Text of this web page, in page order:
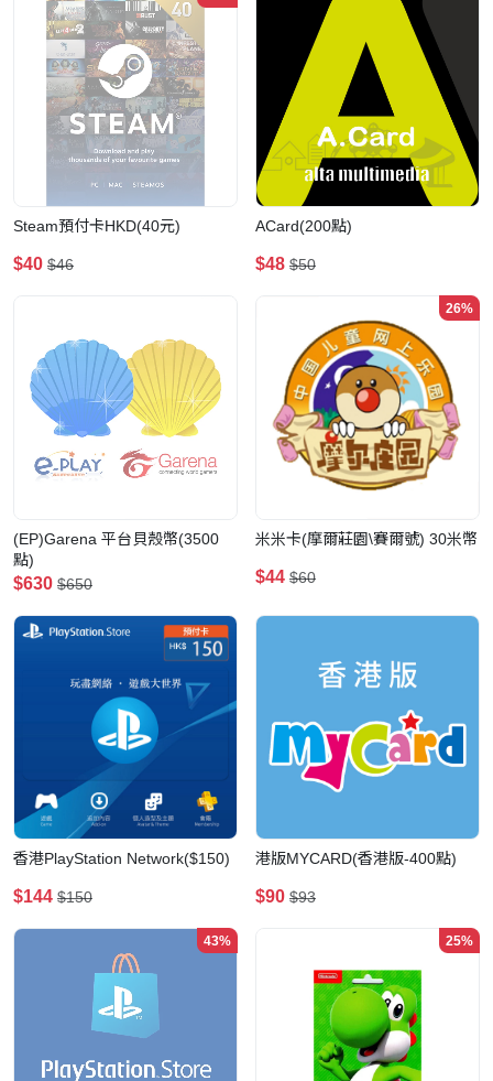
Steam預付卡HKD(40元)
$40 $46
ACard(200點)
$48 $50
(EP)Garena 平台貝殼幣(3500
點)
$630 $650
26%
米米卡(摩爾莊園\賽爾號) 30米幣
$44 $60
香港PlayStation Network($150)
$144 $150
港版MYCARD(香港版-400點)
$90 $93
43% 25%